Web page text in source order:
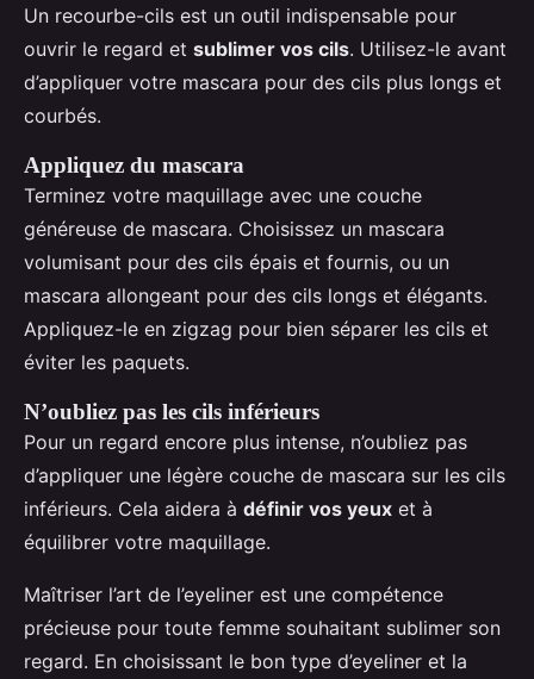
Un recourbe-cils est un outil indispensable pour
ouvrir le regard et sublimer vos cils. Utilisez-le avant
d’appliquer votre mascara pour des cils plus longs et
courbés.
Appliquez du mascara
Terminez votre maquillage avec une couche
généreuse de mascara. Choisissez un mascara
volumisant pour des cils épais et fournis, ou un
mascara allongeant pour des cils longs et élégants.
Appliquez-le en zigzag pour bien séparer les cils et
éviter les paquets.
N’oubliez pas les cils inférieurs
Pour un regard encore plus intense, n’oubliez pas
d’appliquer une légère couche de mascara sur les cils
inférieurs. Cela aidera à définir vos yeux et à
équilibrer votre maquillage.
Maîtriser l’art de l’eyeliner est une compétence
précieuse pour toute femme souhaitant sublimer son
regard. En choisissant le bon type d’eyeliner et la